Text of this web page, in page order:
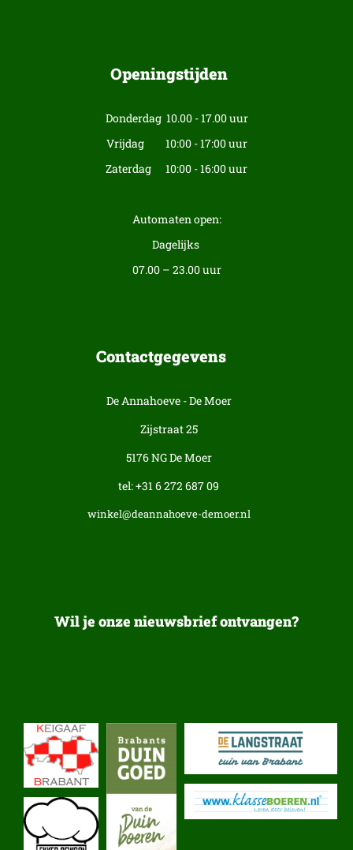
Openingstijden
Donderdag 10.00 - 17.00 uur
Vrijdag 10:00 - 17:00 uur
Zaterdag 10:00 - 16:00 uur
Automaten open:
Dagelijks
07.00 – 23.00 uur
Contactgegevens
De Annahoeve - De Moer
Zijstraat 25
5176 NG De Moer
tel: +31 6 272 687 09
winkel@deannahoeve-demoer.nl
Wil je onze nieuwsbrief ontvangen?